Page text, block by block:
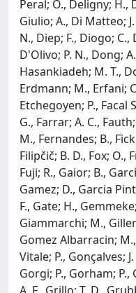
Peral; O., Deligny; H.,
Giulio; A., Di Matteo;
N., Diep; F., Diogo;
D'Olivo; P. N., Dong;
Hasankiadeh; M. T.,
Erdmann; M., Erfani;
Etchegoyen; P., Facal
G., Farrar; A. C.,
M., Fernandes; B.,
Filipčič; B. D., Fox; O.,
Fuji; R., Gaior; B.,
Gamez; D., Garcia
F., Gate; H.,
Giammarchi; M.,
Gomez Albarracin;
Vitale; P., Gonçalves;
Gorgi; P., Gorham;